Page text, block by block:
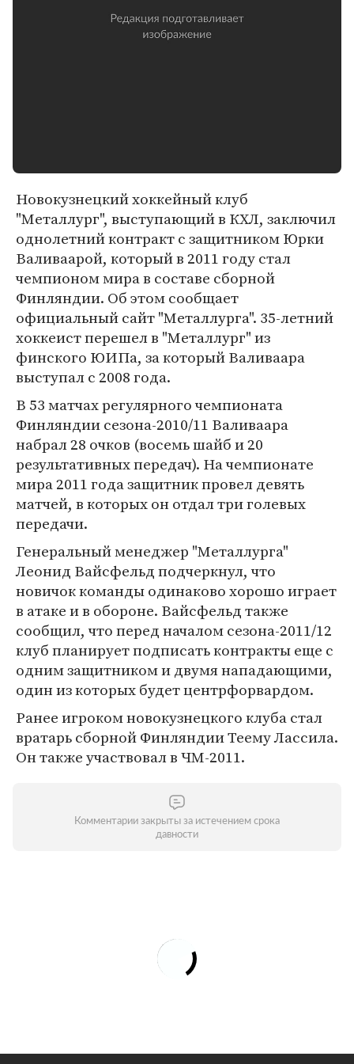
Новокузнецкий хоккейный клуб
"Металлург", выступающий в КХЛ, заключил
однолетний контракт с защитником Юрки
Валиваарой, который в 2011 году стал
чемпионом мира в составе сборной
Финляндии. Об этом сообщает
официальный сайт "Металлурга". 35-летний
хоккеист перешел в "Металлург" из
финского ЮИПа, за который Валиваара
выступал с 2008 года.
В 53 матчах регулярного чемпионата
Финляндии сезона-2010/11 Валиваара
набрал 28 очков (восемь шайб и 20
результативных передач). На чемпионате
мира 2011 года защитник провел девять
матчей, в которых он отдал три голевых
передачи.
Генеральный менеджер "Металлурга"
Леонид Вайсфельд подчеркнул, что
новичок команды одинаково хорошо играет
в атаке и в обороне. Вайсфельд также
сообщил, что перед началом сезона-2011/12
клуб планирует подписать контракты еще с
одним защитником и двумя нападающими,
один из которых будет центрфорвардом.
Ранее игроком новокузнецкого клуба стал
вратарь сборной Финляндии Теему Лассила.
Он также участвовал в ЧМ-2011.
Комментарии закрыты за истечением срока
давности